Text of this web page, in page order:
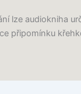
lze audiokniha
připomínku